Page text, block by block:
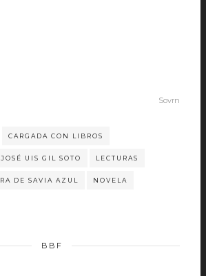
Sovrn
CARGADA CON LIBROS
JOSÉ UIS GIL SOTO LECTURAS
DE SAVIA AZUL NOVELA
BBF